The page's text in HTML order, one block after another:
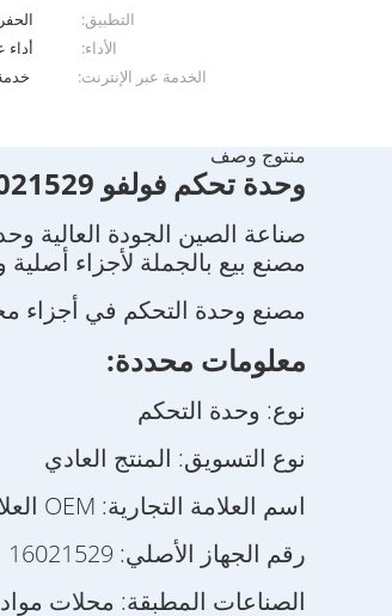
التطبيق:
الأداء:
أداء
الخدمة عبر الإنترنت:
منتوج وصف
وحدة تحكم فولفو 16021529 11192534 11170210 11170208 11039601 11170146
صناعة الصين الجودة العالية
مصنع بيع بالجملة لأجزاء أصلية وحدة التحكم
مصنع وحدة التحكم في أجزاء محركات
معلومات محددة:
نوع: وحدة التحكم
نوع التسويق: المنتج العادي
اسم العلامة التجارية: OEM العلامة التجارية
رقم الجهاز الأصلي: 16021529
الصناعات المطبقة: محلات مواد